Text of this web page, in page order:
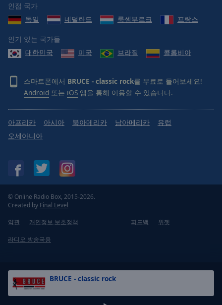
BRUCE - classic rock
인접 국가
독일
네덜란드 룩셈부르크 프랑스
인기 있는 국가들
대한민국
미국 브라질 콜롬비아
스마트폰에서 BRUCE - classic rock를 무료로 들어보세요!
Android 또는 iOS 앱을 통해 이용할 수 있습니다.
아프리카 아시아 북아메리카 남아메리카
유럽
오세아니아
© Online Radio Box, 2015-2026.
Created by Final Level
약관
개인정보 보호정책 피드백 위젯
라디오 방송국용